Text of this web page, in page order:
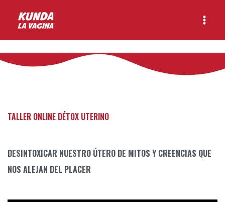
contenido
Menu
TALLER ONLINE DÉTOX UTERINO
DESINTOXICAR NUESTRO ÚTERO DE MITOS Y CREENCIAS QUE
NOS ALEJAN DEL PLACER